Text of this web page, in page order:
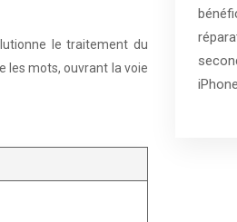
le traitement du
les mots, ouvrant la voie